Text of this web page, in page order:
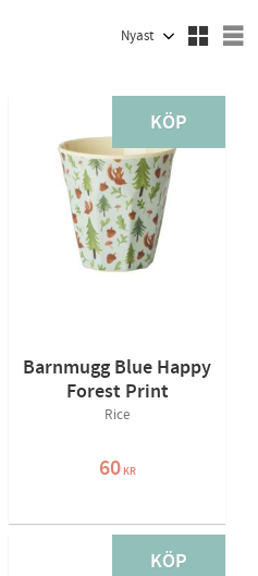
Barnmugg Blue Happy
Forest Print
Rice
60KR
KÖP
KÖP